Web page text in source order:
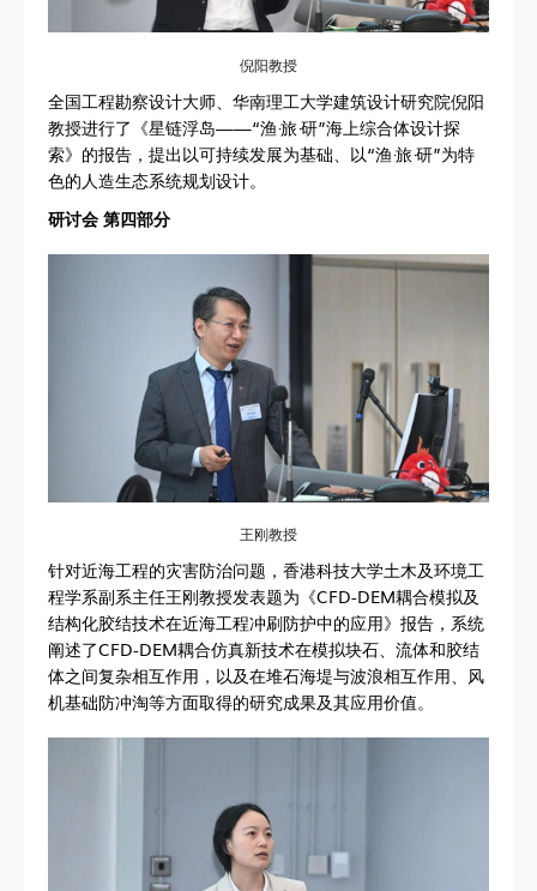
倪阳教授
全国工程勘察设计大师、华南理工大学建筑设计研究院倪阳
教授进行了《星链浮岛——“渔·旅·研”海上综合体设计探
索》的报告，提出以可持续发展为基础、以“渔·旅·研”为特
色的人造生态系统规划设计。
研讨会 第四部分
王刚教授
针对近海工程的灾害防治问题，香港科技大学土木及环境工
程学系副系主任王刚教授发表题为《CFD-DEM耦合模拟及
结构化胶结技术在近海工程冲刷防护中的应用》报告，系统
阐述了CFD-DEM耦合仿真新技术在模拟块石、流体和胶结
体之间复杂相互作用，以及在堆石海堤与波浪相互作用、风
机基础防冲淘等方面取得的研究成果及其应用价值。